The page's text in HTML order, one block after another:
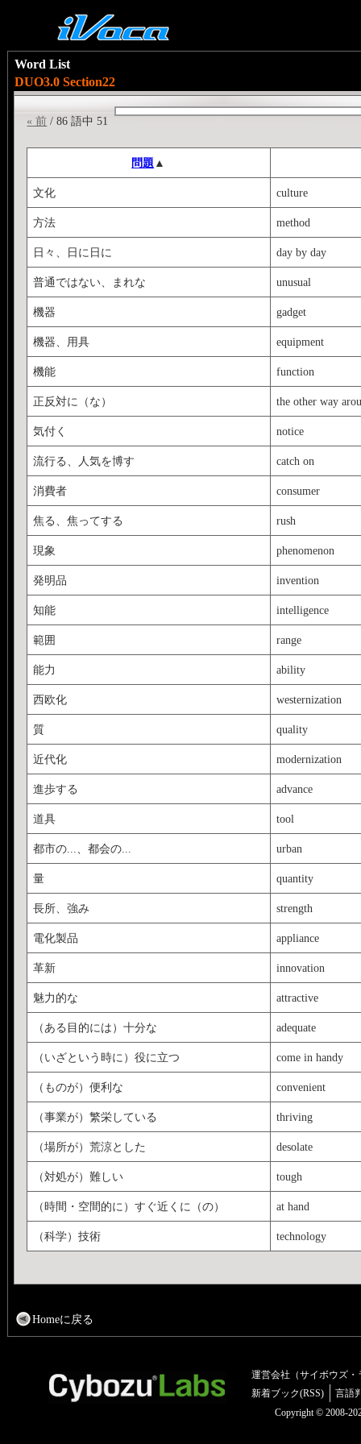
Word List
DUO3.0 Section22
« 前 / 86 語中 51
問題 ▲
文化 culture
方法 method
日々、日に日に day by day
普通ではない、まれな unusual
機器 gadget
機器、用具 equipment
機能 function
正反対に（な） the other way
気付く notice
流行る、人気を博す catch on
消費者 consumer
焦る、焦ってする rush
現象 phenomenon
発明品 invention
知能 intelligence
範囲 range
能力 ability
西欧化 westernization
質 quality
近代化 modernization
進歩する advance
道具 tool
都市の...、都会の... urban
量 quantity
長所、強み strength
電化製品 appliance
革新 innovation
魅力的な attractive
（ある目的には）十分な adequate
（いざという時に）役に立つ come in handy
（ものが）便利な convenient
（事業が）繁栄している thriving
（場所が）荒涼とした desolate
（対処が）難しい tough
（時間・空間的に）すぐ近くに（の） at hand
（科学）技術 technology
Homeに戻る
運営会社（サイボウズ・
新着ブック(RSS)
言語
Copyright © 2008-